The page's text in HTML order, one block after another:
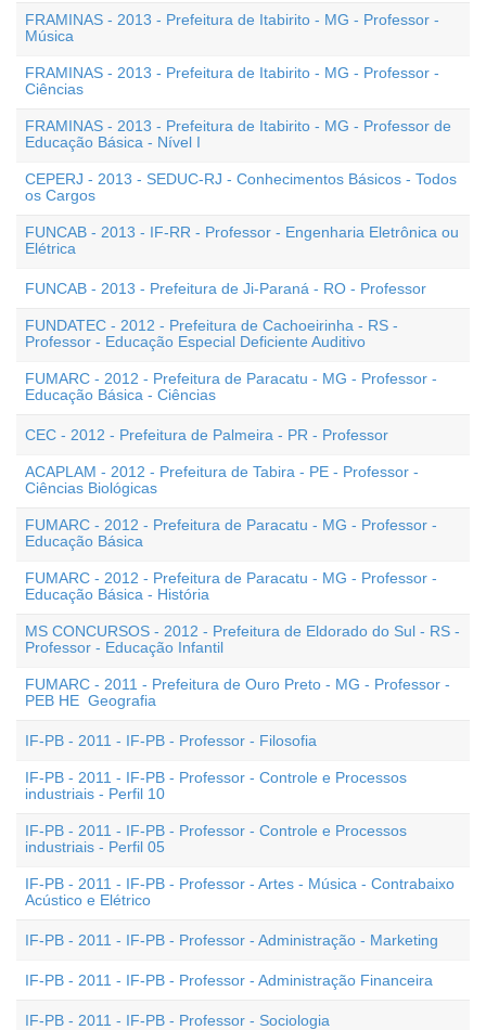
FRAMINAS - 2013 - Prefeitura de Itabirito - MG - Professor -
Música
FRAMINAS - 2013 - Prefeitura de Itabirito - MG - Professor -
Ciências
FRAMINAS - 2013 - Prefeitura de Itabirito - MG - Professor de
Educação Básica - Nível I
CEPERJ - 2013 - SEDUC-RJ - Conhecimentos Básicos - Todos
os Cargos
FUNCAB - 2013 - IF-RR - Professor - Engenharia Eletrônica ou
Elétrica
FUNCAB - 2013 - Prefeitura de Ji-Paraná - RO - Professor
FUNDATEC - 2012 - Prefeitura de Cachoeirinha - RS -
Professor - Educação Especial Deficiente Auditivo
FUMARC - 2012 - Prefeitura de Paracatu - MG - Professor -
Educação Básica - Ciências
CEC - 2012 - Prefeitura de Palmeira - PR - Professor
ACAPLAM - 2012 - Prefeitura de Tabira - PE - Professor -
Ciências Biológicas
FUMARC - 2012 - Prefeitura de Paracatu - MG - Professor -
Educação Básica
FUMARC - 2012 - Prefeitura de Paracatu - MG - Professor -
Educação Básica - História
MS CONCURSOS - 2012 - Prefeitura de Eldorado do Sul - RS -
Professor - Educação Infantil
FUMARC - 2011 - Prefeitura de Ouro Preto - MG - Professor -
PEB HE  Geografia
IF-PB - 2011 - IF-PB - Professor - Filosofia
IF-PB - 2011 - IF-PB - Professor - Controle e Processos
industriais - Perfil 10
IF-PB - 2011 - IF-PB - Professor - Controle e Processos
industriais - Perfil 05
IF-PB - 2011 - IF-PB - Professor - Artes - Música - Contrabaixo
Acústico e Elétrico
IF-PB - 2011 - IF-PB - Professor - Administração - Marketing
IF-PB - 2011 - IF-PB - Professor - Administração Financeira
IF-PB - 2011 - IF-PB - Professor - Sociologia